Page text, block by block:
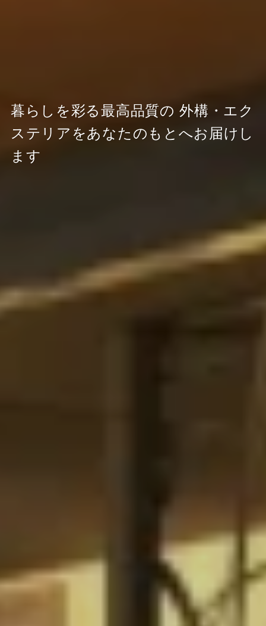
暮らしを彩る最高品質の 外構・エク
ステリアをあなたのもとへお届けし
ます